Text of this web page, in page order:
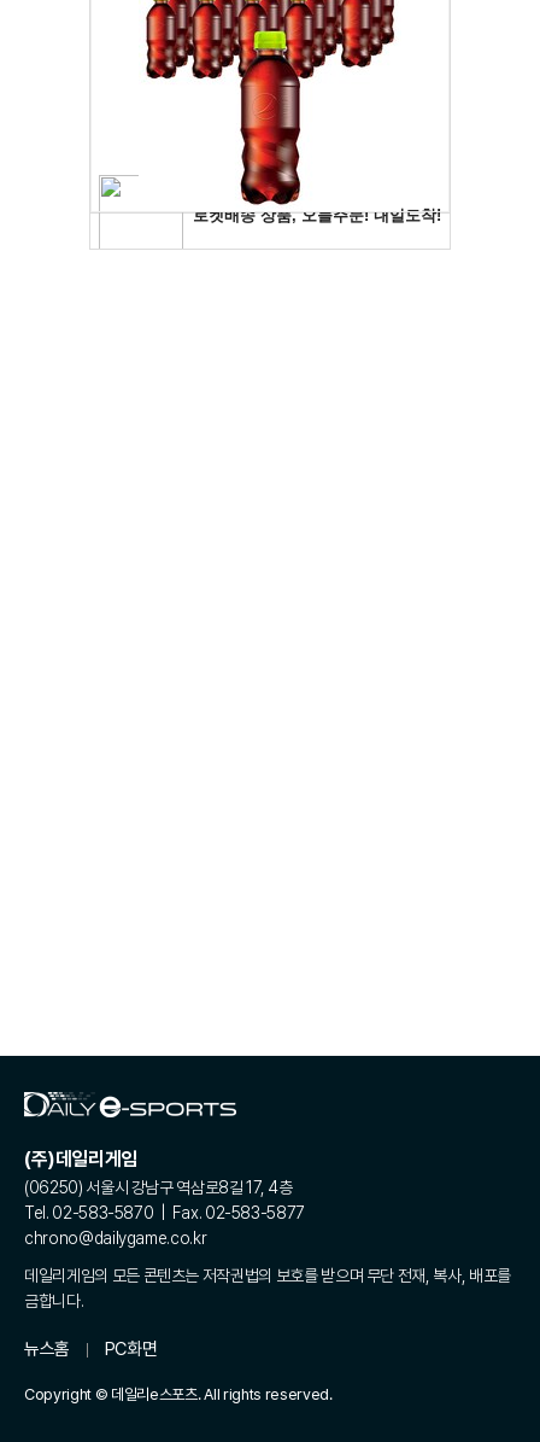
(주)데일리게임
(06250) 서울시 강남구 역삼로8길 17, 4층
Tel. 02-583-5870 | Fax. 02-583-5877
chrono@dailygame.co.kr
데일리게임의 모든 콘텐츠는 저작권법의 보호를 받으며 무단 전재, 복사, 배포를
금합니다.
뉴스홈 PC화면
Copyright © 데일리e스포츠. All rights reserved.